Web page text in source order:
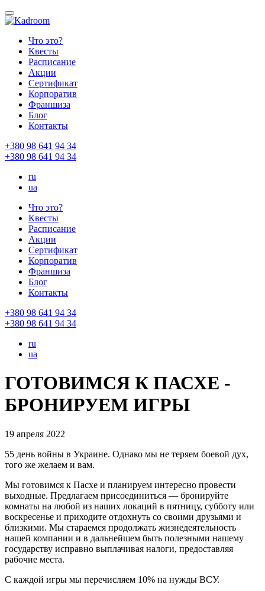
Что это?
Квесты
Расписание
Акции
Сертификат
Корпоратив
Франшиза
Блог
Контакты
+380 98 641 94 34
+380 98 641 94 34
ru
ua
Что это?
Квесты
Расписание
Акции
Сертификат
Корпоратив
Франшиза
Блог
Контакты
+380 98 641 94 34
+380 98 641 94 34
ru
ua
ГОТОВИМСЯ К ПАСХЕ -
БРОНИРУЕМ ИГРЫ
19 апреля 2022
55 день войны в Украине. Однако мы не теряем боевой дух,
того же желаем и вам.
Мы готовимся к Пасхе и планируем интересно провести
выходные. Предлагаем присоединиться — бронируйте
комнаты на любой из наших локаций в пятницу, субботу или
воскресенье и приходите отдохнуть со своими друзьями и
близкими. Мы стараемся продолжать жизнедеятельность
нашей компании и в дальнейшем быть полезными нашему
государству исправно выплачивая налоги, предоставляя
рабочие места.
С каждой игры мы перечисляем 10% на нужды ВСУ.